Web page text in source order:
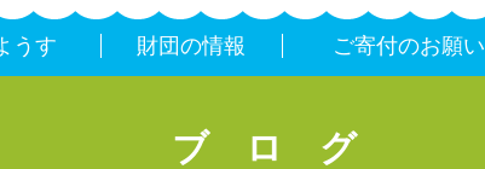
うす 財団の情報 ご寄付のお願い
ブログ